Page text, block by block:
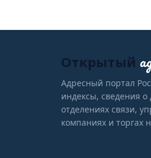
Открытый
Адресный портал
индексы, сведения о
отделениях связи,
компаниях и торгах